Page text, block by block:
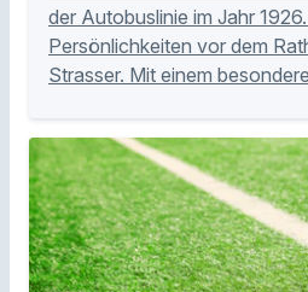
der Autobuslinie im Jahr
Persönlichkeiten vor dem
Strasser. Mit einem